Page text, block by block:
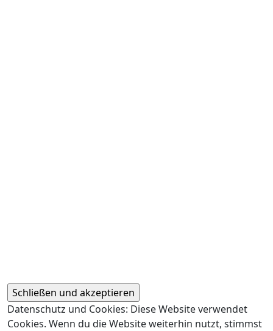
Datenschutz und Cookies: Diese Website verwendet
Cookies. Wenn du die Website weiterhin nutzt, stimmst